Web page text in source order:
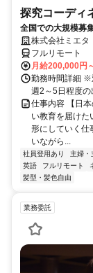
探究コーディ
全国での大規模募
株式会社ミエタ
フルリモート
月給200,000円
勤務時間詳細 ※
週2～5日程度の
仕事内容 【日
い教育を届けた
形にしていく仕
いながら...
社員登用あり 主婦・
英語
フルリモート
髪型・髪色自由
業務委託